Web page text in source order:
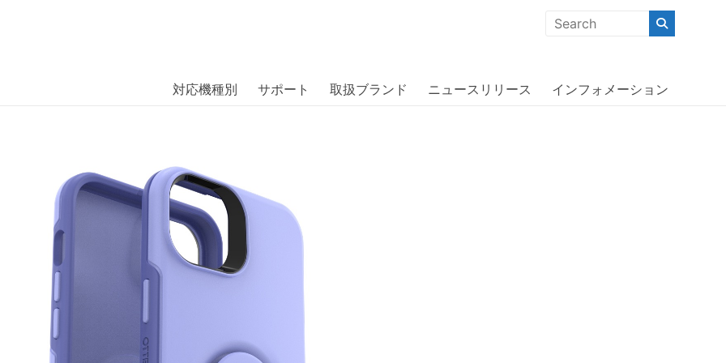
には、日本では珍しい「海外ブランド」をはじめ「ユニークな商品」「機能的な商品」「コストパフォーマンスの高い商
対応機種別 サポート 取扱ブランド ニュースリリース インフォメーション